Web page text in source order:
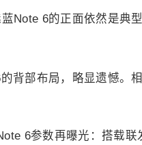
Note 6的正面依然是典
背部布局，略显遗憾。